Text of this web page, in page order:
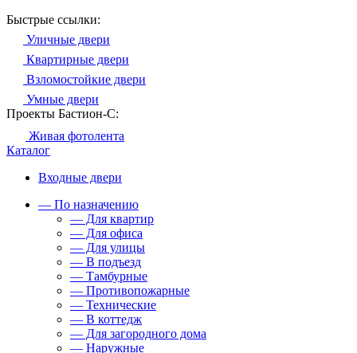
Быстрые ссылки:
Уличные двери
Квартирные двери
Взломостойкие двери
Умные двери
Проекты Бастион-С:
Живая фотолента
Каталог
Входные двери
— По назначению
— Для квартир
— Для офиса
— Для улицы
— В подъезд
— Тамбурные
— Противопожарные
— Технические
— В коттедж
— Для загородного дома
— Наружные